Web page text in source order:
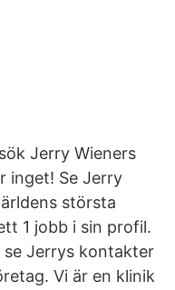
Jerry Wieners
inget! Se Jerry
största
1 jobb i sin profil.
se Jerrys kontakter
Vi är en klinik